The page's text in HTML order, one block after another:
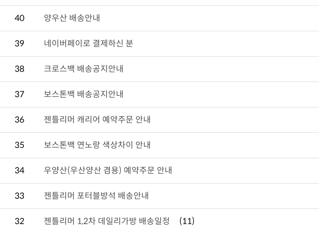
40 양우산 배송안내
39 네이버페이로 결제하신 분
38 크로스백 배송공지안내
37 보스톤백 배송공지안내
36 젠틀리머 캐리어 예약주문 안내
35 보스톤백 연노랑 색상차이 안내
34 우양산(우산양산 겸용) 예약주문 안내
33 젠틀리머 포터블방석 배송안내
32 젠틀리머 1,2차 데일리가방 배송일정 (11)